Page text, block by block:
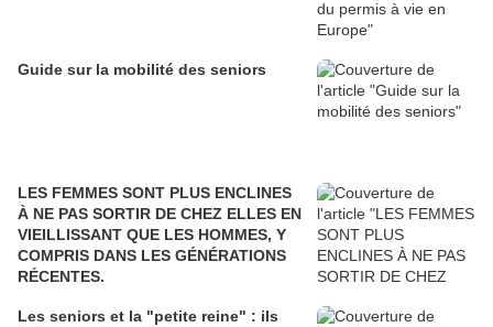
Guide sur la mobilité des seniors
LES FEMMES SONT PLUS ENCLINES
À NE PAS SORTIR DE CHEZ ELLES EN
VIEILLISSANT QUE LES HOMMES, Y
COMPRIS DANS LES GÉNÉRATIONS
RÉCENTES.
Les seniors et la "petite reine" : ils